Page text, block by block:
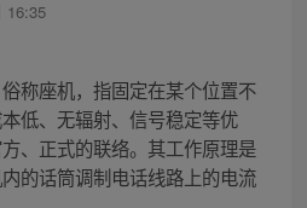
16:35
称座机，指固定在某个位置不
低、无辐射、信号稳定等优
、正式的联络。其工作原理是
的话筒调制电话线路上的电流